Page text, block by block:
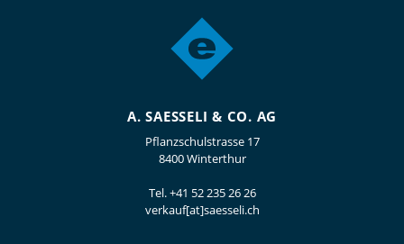
A. SAESSELI & CO. AG
Pflanzschulstrasse 17
8400 Winterthur
Tel.+41 52 235 26 26
verkauf[at]saesseli.ch